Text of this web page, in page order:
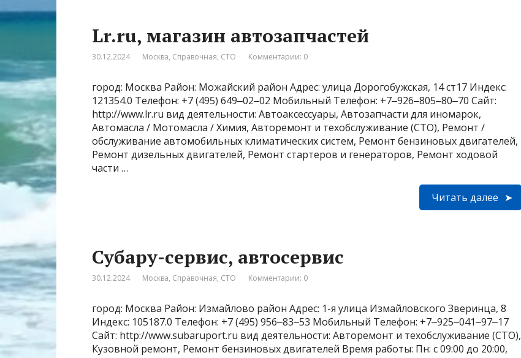
Lr.ru, магазин автозапчастей
30.12.2024 Москва, Справочная, СТО Комментарии: 0
город: Москва Район: Можайский район Адрес: улица Дорогобужская, 14 ст17 Индекс:
121354.0 Телефон: +7 (495) 649‒02‒02 Мобильный Телефон: +7‒926‒805‒80‒70 Сайт:
http://www.lr.ru вид деятельности: Автоаксессуары, Автозапчасти для иномарок,
Автомасла / Мотомасла / Химия, Авторемонт и техобслуживание (СТО), Ремонт /
обслуживание автомобильных климатических систем, Ремонт бензиновых двигателей,
Ремонт дизельных двигателей, Ремонт стартеров и генераторов, Ремонт ходовой
части …
Читать далее
Субару-сервис, автосервис
30.12.2024 Москва, Справочная, СТО Комментарии: 0
город: Москва Район: Измайлово район Адрес: 1-я улица Измайловского Зверинца, 8
Индекс: 105187.0 Телефон: +7 (495) 956‒83‒53 Мобильный Телефон: +7‒925‒041‒97‒17
Сайт: http://www.subaruport.ru вид деятельности: Авторемонт и техобслуживание (СТО),
Кузовной ремонт, Ремонт бензиновых двигателей Время работы: Пн: с 09:00 до 20:00,